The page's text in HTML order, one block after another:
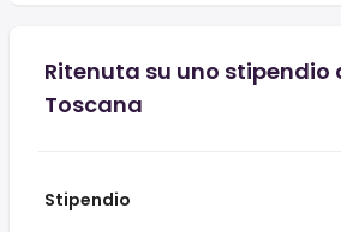
Ritenuta su uno stipendio
Toscana
Stipendio